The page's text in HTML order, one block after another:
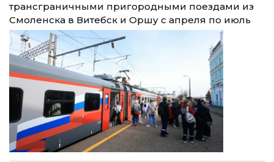
трансграничными пригородными поездами из
Смоленска в Витебск и Оршу с апреля по июль